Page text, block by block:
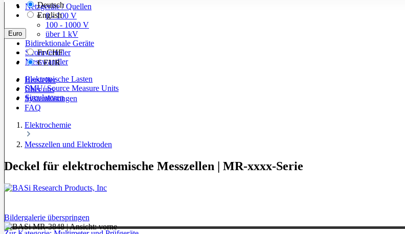
Netzgeräte / Quellen
0 - 100 V
100 - 1000 V
über 1 kV
Bidirektionale Geräte
Stromverteiler
Messwandler
Elektronische Lasten
SMU/ Source Measure Units
Simulatoren
Deutsch
English
Euro
FrCHF
€EUR
Hersteller
Über uns
Systemlösungen
FAQ
Elektrochemie
Messzellen und Elektroden
Deckel für elektrochemische Messzellen | MR-xxxx-Serie
Bildergalerie überspringen